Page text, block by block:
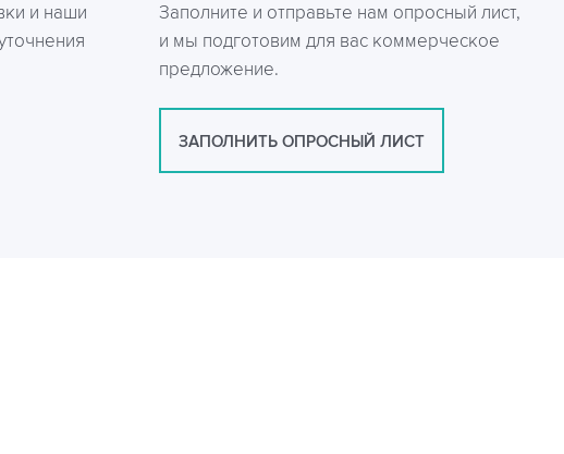
и наши
Заполните и отправьте нам опросный лист,
и мы подготовим для вас коммерческое
предложение.
ЗАПОЛНИТЬ ОПРОСНЫЙ ЛИСТ